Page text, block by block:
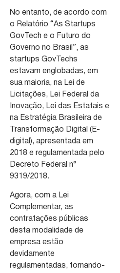
No entanto, de acordo com
o Relatório “As Startups
GovTech e o Futuro do
Governo no Brasil”, as
startups GovTechs
estavam englobadas, em
sua maioria, na Lei de
Licitações, Lei Federal da
Inovação, Lei das Estatais e
na Estratégia Brasileira de
Transformação Digital (E-
digital), apresentada em
2018 e regulamentada pelo
Decreto Federal n°
9319/2018.
Agora, com a Lei
Complementar, as
contratações públicas
desta modalidade de
empresa estão
devidamente
regulamentadas, tornando-